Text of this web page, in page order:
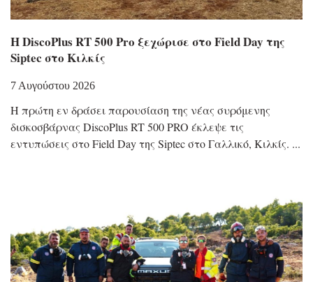
Η DiscoPlus RT 500 Pro ξεχώρισε στο Field Day της
Siptec στο Κιλκίς
7 Αυγούστου 2026
Η πρώτη εν δράσει παρουσίαση της νέας συρόμενης
δισκοσβάρνας DiscoPlus RT 500 PRO έκλεψε τις
εντυπώσεις στο Field Day της Siptec στο Γαλλικό, Κιλκίς.